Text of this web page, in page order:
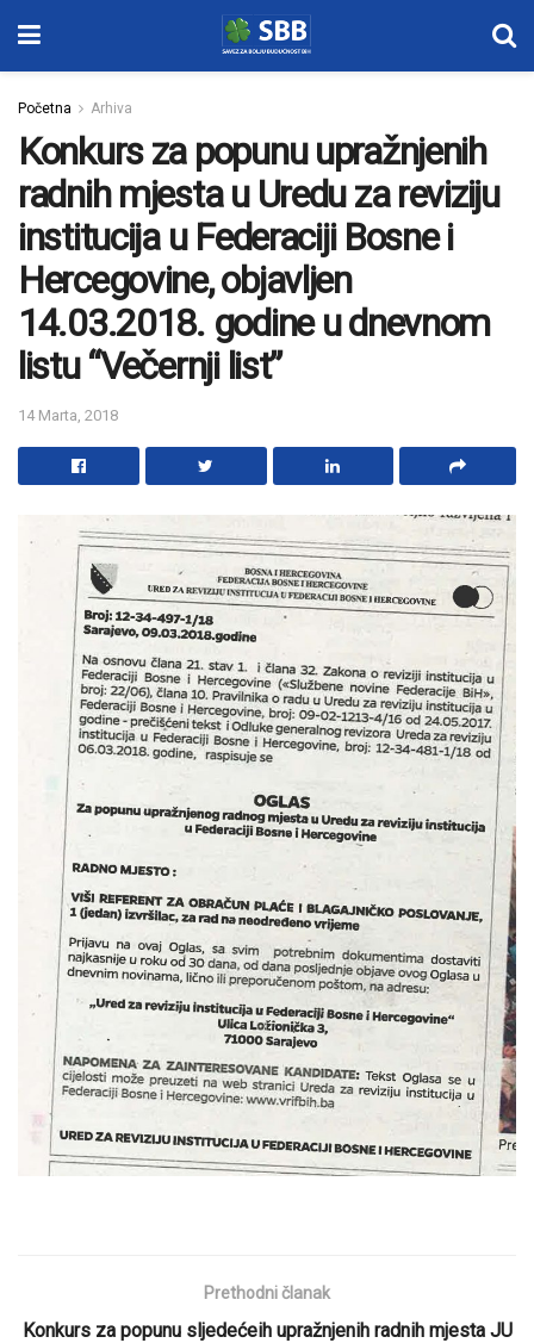
Početna Arhiva
Konkurs za popunu upražnjenih
radnih mjesta u Uredu za reviziju
institucija u Federaciji Bosne i
Hercegovine, objavljen
14.03.2018. godine u dnevnom
listu “Večernji list”
14 Marta, 2018
Prethodni članak
Konkurs za popunu sljedećeih upražnjenih radnih mjesta JU